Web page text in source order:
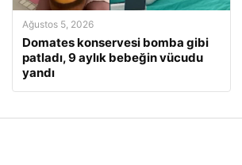
Ağustos 5, 2026
Domates konservesi bomba gibi
patladı, 9 aylık bebeğin vücudu
yandı